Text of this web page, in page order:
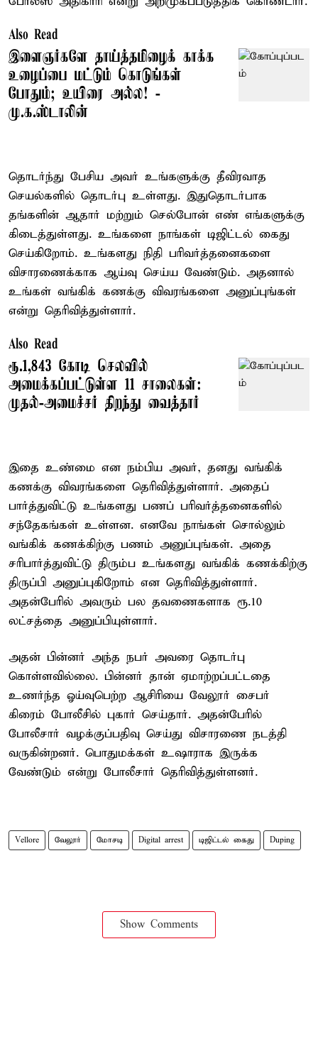
Also Read
இளைஞர்களே தாய்த்தமிழைக் காக்க
உழைப்பை மட்டும் கொடுங்கள்
போதும்; உயிரை அல்ல! -
மு.க.ஸ்டாலின்
தொடர்ந்து பேசிய அவர் உங்களுக்கு தீவிரவாத
செயல்களில் தொடர்பு உள்ளது. இதுதொடர்பாக
தங்களின் ஆதார் மற்றும் செல்போன் எண் எங்களுக்கு
கிடைத்துள்ளது. உங்களை நாங்கள் டிஜிட்டல் கைது
செய்கிறோம். உங்களது நிதி பரிவர்த்தனைகளை
விசாரணைக்காக ஆய்வு செய்ய வேண்டும். அதனால்
உங்கள் வங்கிக் கணக்கு விவரங்களை அனுப்புங்கள்
என்று தெரிவித்துள்ளார்.
Also Read
ரூ.1,843 கோடி செலவில்
அமைக்கப்பட்டுள்ள 11 சாலைகள்:
முதல்-அமைச்சர் திறந்து வைத்தார்
இதை உண்மை என நம்பிய அவர், தனது வங்கிக்
கணக்கு விவரங்களை தெரிவித்துள்ளார். அதைப்
பார்த்துவிட்டு உங்களது பணப் பரிவர்த்தனைகளில்
சந்தேகங்கள் உள்ளன. எனவே நாங்கள் சொல்லும்
வங்கிக் கணக்கிற்கு பணம் அனுப்புங்கள். அதை
சரிபார்த்துவிட்டு திரும்ப உங்களது வங்கிக் கணக்கிற்கு
திருப்பி அனுப்புகிறோம் என தெரிவித்துள்ளார்.
அதன்பேரில் அவரும் பல தவணைகளாக ரூ.10
லட்சத்தை அனுப்பியுள்ளார்.
அதன் பின்னர் அந்த நபர் அவரை தொடர்பு
கொள்ளவில்லை. பின்னர் தான் ஏமாற்றப்பட்டதை
உணர்ந்த ஓய்வுபெற்ற ஆசிரியை வேலூர் சைபர்
கிரைம் போலீசில் புகார் செய்தார். அதன்பேரில்
போலீசார் வழக்குப்பதிவு செய்து விசாரணை நடத்தி
வருகின்றனர். பொதுமக்கள் உஷாராக இருக்க
வேண்டும் என்று போலீசார் தெரிவித்துள்ளனர்.
Vellore வேலூர் மோசடி Digital arrest டிஜிட்டல் கைது Duping
Show Comments